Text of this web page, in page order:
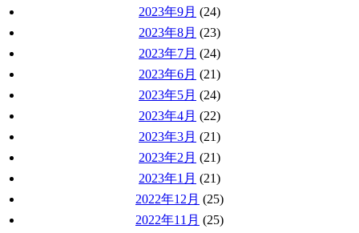
2023年9月 (24)
2023年8月 (23)
2023年7月 (24)
2023年6月 (21)
2023年5月 (24)
2023年4月 (22)
2023年3月 (21)
2023年2月 (21)
2023年1月 (21)
2022年12月 (25)
2022年11月 (25)